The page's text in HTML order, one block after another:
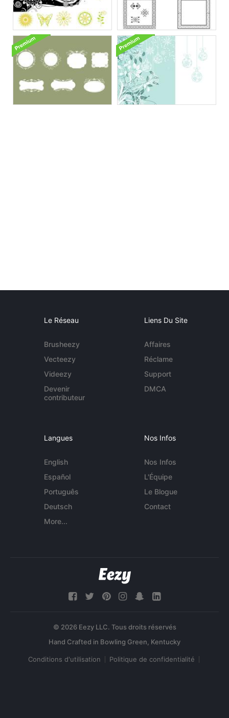
Le Réseau
Brusheezy
Vecteezy
Videezy
Devenir
contributeur
Liens Du Site
Affaires
Réclame
Support
DMCA
Langues
English
Español
Português
Deutsch
More...
Nos Infos
Nos Infos
L'Équipe
Le Blogue
Contact
© 2026 Eezy LLC. Tous droits réservés
Conditions d'utilisation Politique de confidentialité